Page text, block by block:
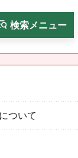
検索メニュー
ついて